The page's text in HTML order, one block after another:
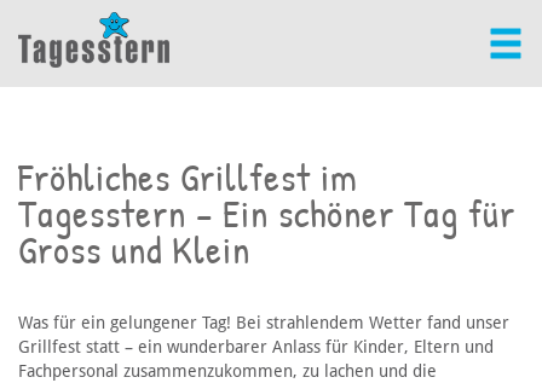
Fröhliches Grillfest im
Tagesstern – Ein schöner Tag für
Gross und Klein
Was für ein gelungener Tag! Bei strahlendem Wetter fand unser
Grillfest statt – ein wunderbarer Anlass für Kinder, Eltern und
Fachpersonal zusammenzukommen, zu lachen und die